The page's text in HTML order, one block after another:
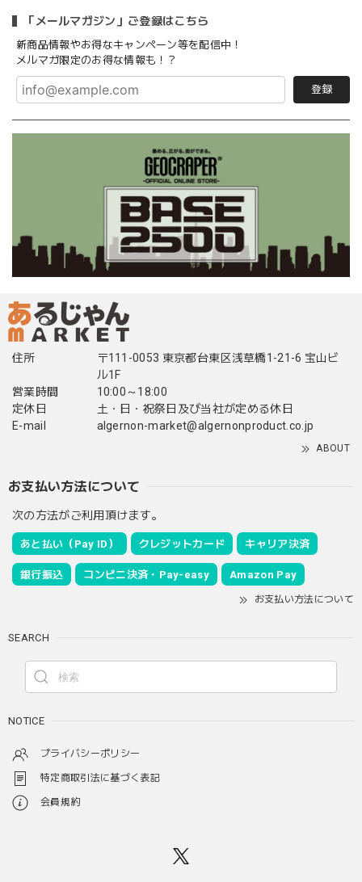
「メールマガジン」ご登録はこちら
新商品情報やお得なキャンペーン等を配信中！
メルマガ限定のお得な情報も！？
登録
住所
〒111-0053 東京都台東区浅草橋1-21-6 宝山ビ
ル1F
営業時間
10:00～18:00
定休日
土・日・祝祭日及び当社が定める休日
E-mail
algernon-market@algernonproduct.co.jp
ABOUT
お支払い方法について
次の方法がご利用頂けます。
あと払い（Pay ID） クレジットカード キャリア決済
銀行振込 コンビニ決済・Pay-easy Amazon Pay
お支払い方法について
SEARCH
NOTICE
プライバシーポリシー
特定商取引法に基づく表記
会員規約